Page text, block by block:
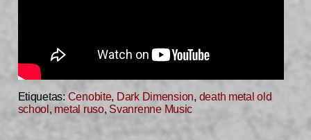
Etiquetas: Cenobite, Dark Dimension, death metal old
school , metal ruso, Svanrenne Music